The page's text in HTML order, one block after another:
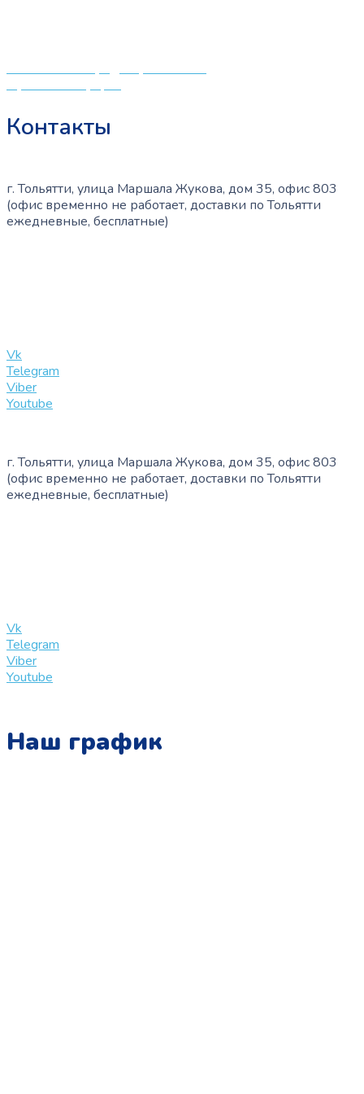
Политика конфиденциальности
Публичная оферта
Контакты
г. Тольятти, улица Маршала Жукова, дом 35, офис 803
(офис временно не работает, доставки по Тольятти
ежедневные, бесплатные)
Vk
Telegram
Viber
Youtube
г. Тольятти, улица Маршала Жукова, дом 35, офис 803
(офис временно не работает, доставки по Тольятти
ежедневные, бесплатные)
Vk
Telegram
Viber
Youtube
Наш график